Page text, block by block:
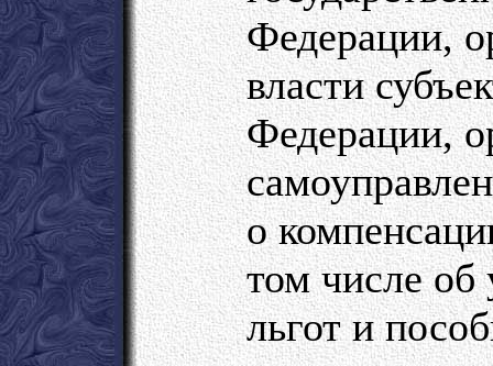
Федерации,
власти
Федерации,
о
том числе об
льгот и